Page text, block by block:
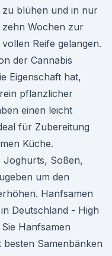
zu blühen und in nur
zehn Wochen zur
vollen Reife gelangen.
der Cannabis
Eigenschaft hat,
pflanzlicher
einen leicht
für Zubereitung
Küche.
Joghurts, Soßen,
um den
Hanfsamen
Deutschland - High
Hanfsamen
Samenbänken